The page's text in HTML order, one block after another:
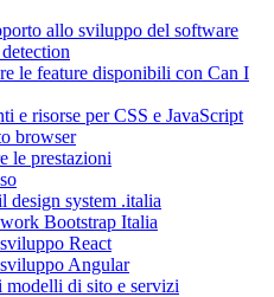
allo sviluppo del software
le feature disponibili con Can I
e risorse per CSS e JavaScript
browser
le prestazioni
design system .italia
Bootstrap Italia
React
Angular
di sito e servizi